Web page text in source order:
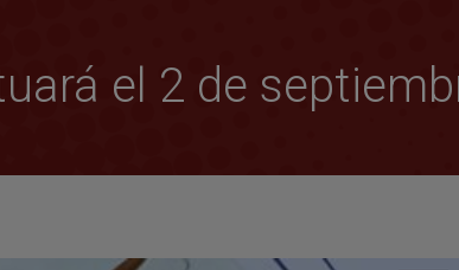
el 2 de